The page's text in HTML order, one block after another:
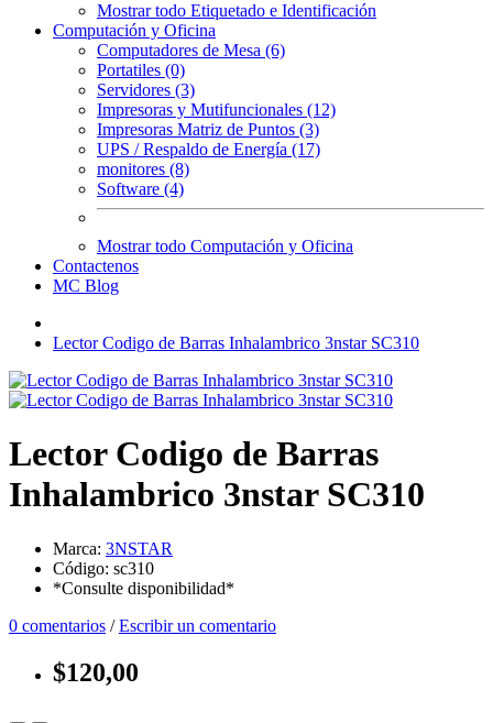
Mostrar todo Etiquetado e Identificación
Computación y Oficina
Computadores de Mesa (6)
Portatiles (0)
Servidores (3)
Impresoras y Mutifuncionales (12)
Impresoras Matriz de Puntos (3)
UPS / Respaldo de Energía (17)
monitores (8)
Software (4)
Mostrar todo Computación y Oficina
Contactenos
MC Blog
Lector Codigo de Barras Inhalambrico 3nstar SC310
Lector Codigo de Barras
Inhalambrico 3nstar SC310
Marca: 3NSTAR
Código: sc310
*Consulte disponibilidad*
0 comentarios /Escribir un comentario
$120,00